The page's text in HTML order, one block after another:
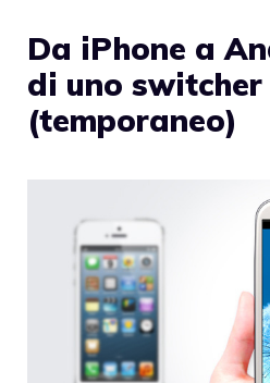
Da iPhone a
di uno switcher
(temporaneo)